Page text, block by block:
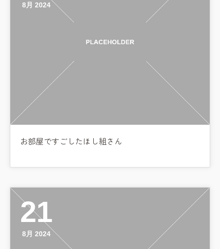
8月 2024
お部屋ですごしたほし組さん
21
8月 2024